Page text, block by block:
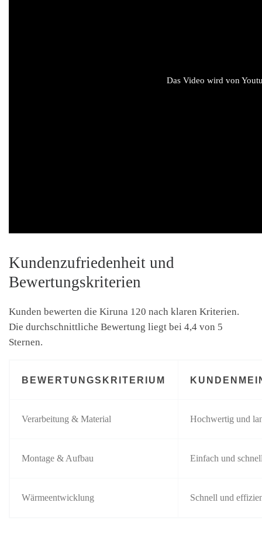
Das Video wird von
Kundenzufriedenheit und
Bewertungskriterien
Kunden bewerten die Kiruna 120 nach klaren Kriterien.
Die durchschnittliche Bewertung liegt bei 4,4 von 5
Sternen.
BEWERTUNGSKRITERIUM
Verarbeitung & Material Hochwertig und
Montage & Aufbau Einfach und
Wärmeentwicklung Schnell und